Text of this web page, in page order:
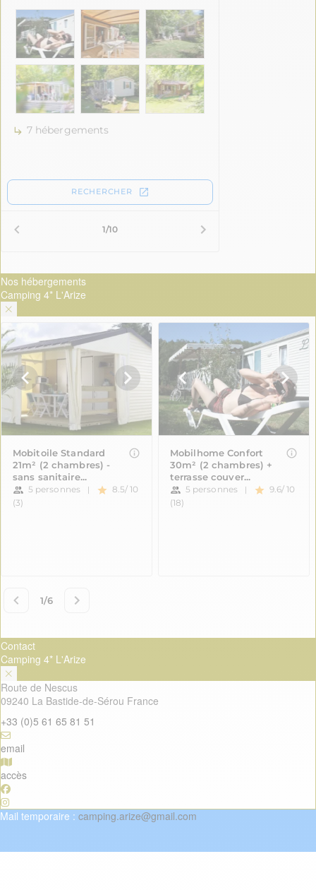
Nos hébergements
Camping 4* L'Arize
Contact
Camping 4* L'Arize
Route de Nescus
09240 La Bastide-de-Sérou France
+33 (0)5 61 65 81 51
email
accès
Mail temporaire : camping.arize@gmail.com